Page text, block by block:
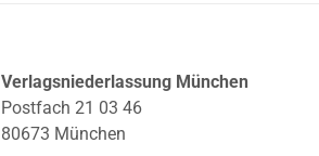
Verlagsniederlassung München
Postfach 21 03 46
80673 München